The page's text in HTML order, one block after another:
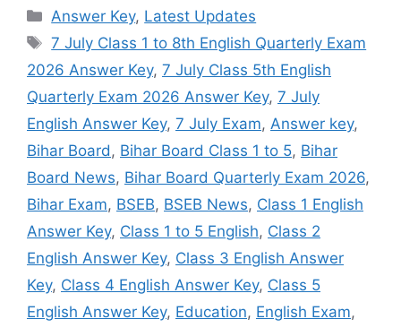
Categories
Answer Key, Latest Updates
Tags
7 July Class 1 to 8th English Quarterly Exam
2026 Answer Key, 7 July Class 5th English
Quarterly Exam 2026 Answer Key, 7 July
English Answer Key, 7 July Exam, Answer key,
Bihar Board , Bihar Board Class 1 to 5, Bihar
Board News, Bihar Board Quarterly Exam 2026,
Bihar Exam, BSEB, BSEB News, Class 1 English
Answer Key, Class 1 to 5 English, Class 2
English Answer Key, Class 3 English Answer
Key, Class 4 English Answer Key, Class 5
English Answer Key, Education, English Exam,